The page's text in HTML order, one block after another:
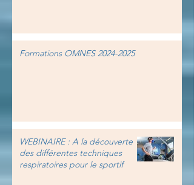
Formations OMNES 2024-2025
WEBINAIRE : A la découverte
des différentes techniques
respiratoires pour le sportif